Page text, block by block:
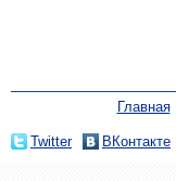
Главная
Twitter ВКонтакте